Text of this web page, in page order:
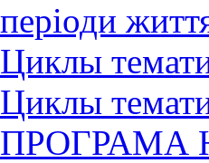
періоди
Циклы
Циклы
ПРОГРАМА